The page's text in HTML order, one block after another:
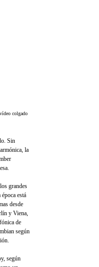
colgado
Sin
la
grandes
está
desde
y Viena,
de
según
según